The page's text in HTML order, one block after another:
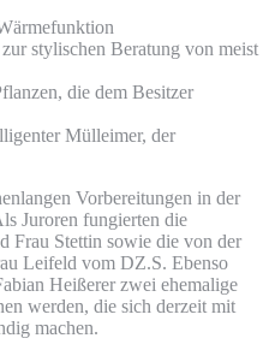
Beratung von meist
die dem Besitzer
Mülleimer, der
Vorbereitungen in der
Juroren fungierten die
Frau Stettin sowie die von der
Leifeld vom DZ.S. Ebenso
Heißerer zwei ehemalige
werden, die sich derzeit mit
machen.